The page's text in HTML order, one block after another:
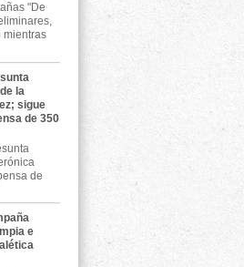
"De
mientras
la
sigue
de 350
de
e